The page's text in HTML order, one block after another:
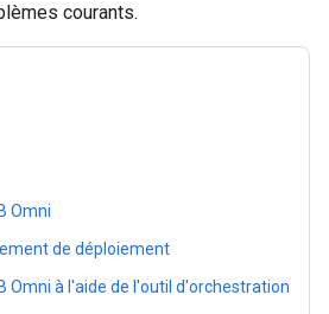
courants.
Omni
de déploiement
Omni à l'aide de l'outil d'orchestration